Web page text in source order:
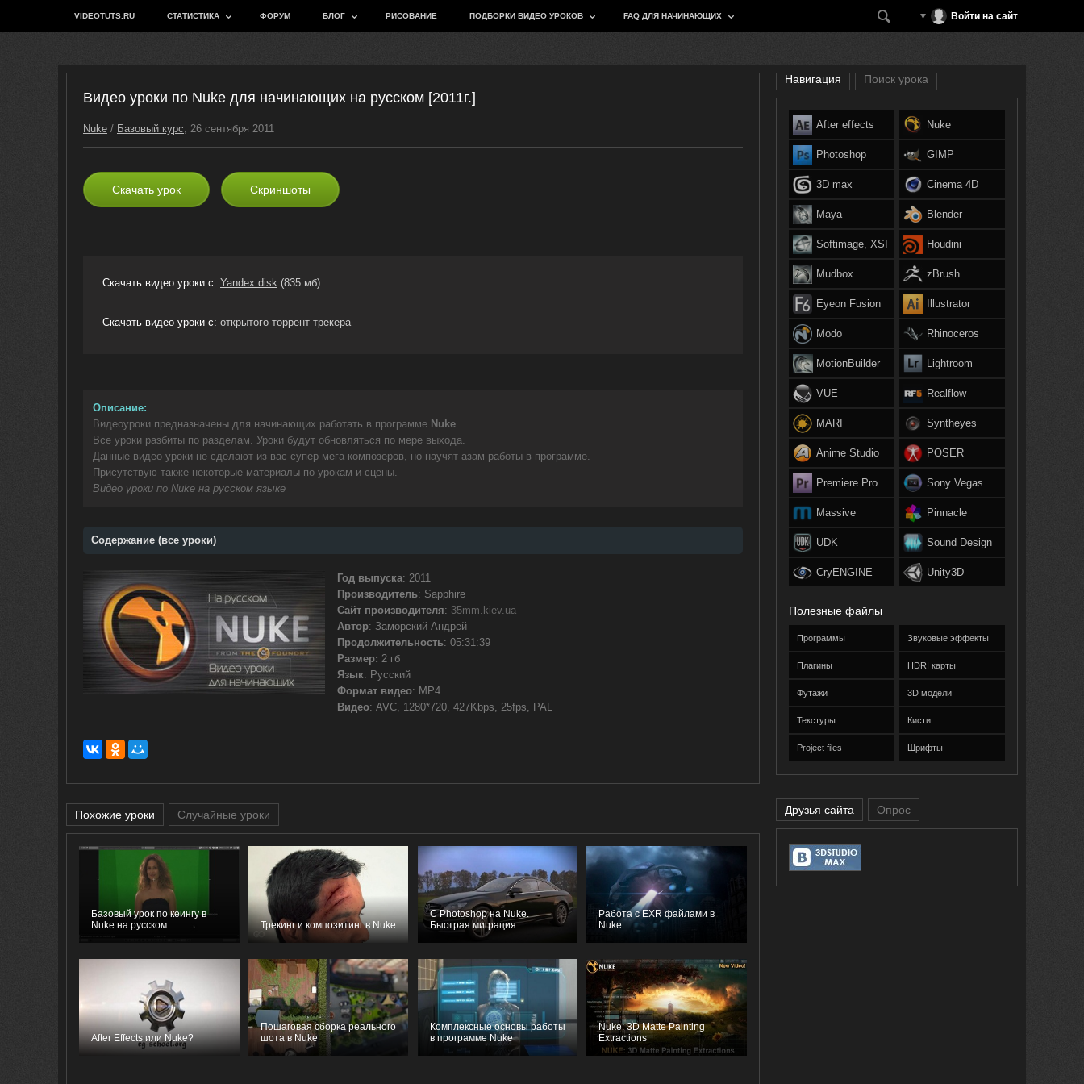
VIDEOTUTS.RU СТАТИСТИКА ФОРУМ БЛОГ РИСОВАНИЕ ПОДБОРКИ ВИДЕО УРОКОВ FAQ ДЛЯ НАЧИНАЮЩИХ Войти на сайт
Видео уроки по Nuke для начинающих на русском [2011г.]
Nuke / Базовый курс, 26 сентября 2011
Скачать урок Скриншоты
Скачать видео уроки с: Yandex.disk (835 мб)
Скачать видео уроки с: открытого торрент трекера
Описание:
Видеоуроки предназначены для начинающих работать в программе Nuke.
Все уроки разбиты по разделам. Уроки будут обновляться по мере выхода.
Данные видео уроки не сделают из вас супер-мега композеров, но научят азам работы в программе.
Присутствую также некоторые материалы по урокам и сцены.
Видео уроки по Nuke на русском языке
Содержание (все уроки)
Год выпуска: 2011
Производитель: Sapphire
Сайт производителя: 35mm.kiev.ua
Автор: Заморский Андрей
Продолжительность: 05:31:39
Размер: 2 гб
Язык: Русский
Формат видео: MP4
Видео: AVC, 1280*720, 427Kbps, 25fps, PAL
Похожие уроки Случайные уроки
Базовый урок по кеингу в
Nuke на русском
Трекинг и композитинг в Nuke
С Photoshop на Nuke.
Быстрая миграция
Работа с EXR файлами в
Nuke
After Effects или Nuke?
Пошаговая сборка реального
шота в Nuke
Комплексные основы работы
в программе Nuke
Nuke: 3D Matte Painting
Extractions
Навигация Поиск урока
After effects
Photoshop
3D max
Maya
Softimage, XSI
Mudbox
Eyeon Fusion
Modo
MotionBuilder
VUE
MARI
Anime Studio
Premiere Pro
Massive
UDK
CryENGINE
Nuke
GIMP
Cinema 4D
Blender
Houdini
zBrush
Illustrator
Rhinoceros
Lightroom
Realflow
Syntheyes
POSER
Sony Vegas
Pinnacle
Sound Design
Unity3D
Полезные файлы
Программы
Плагины
Футажи
Текстуры
Project files
Звуковые эффекты
HDRI карты
3D модели
Кисти
Шрифты
Друзья сайта Опрос